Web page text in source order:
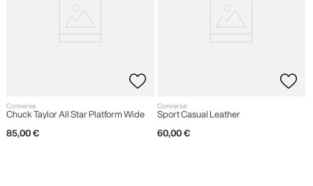
Converse
Chuck Taylor All Star Platform Wide
85,00 €
Converse
Sport Casual Leather
60,00 €